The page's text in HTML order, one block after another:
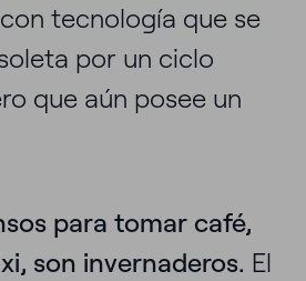
tecnología que se
por un ciclo
que aún posee un
para tomar café,
son invernaderos. El